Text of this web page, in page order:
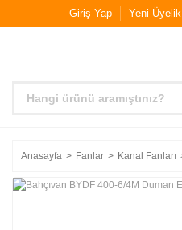
Giriş Yap Yeni Üyelik
Anasayfa Fanlar Kanal Fanları